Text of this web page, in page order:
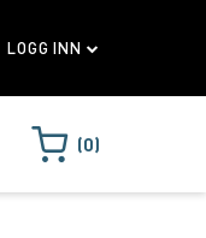
LOGG INN
0